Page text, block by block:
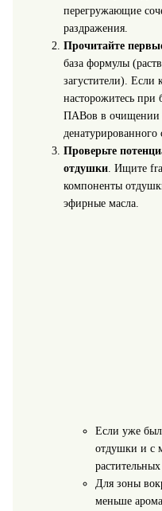
перегружающие
раздражения.
Прочитайте
база формулы
загустители). Если
насторожитесь при
ПАВов в очищении
денатурированного
Проверьте
отдушки. Ищите
компоненты
эфирные масла.
Если уже
отдушки и с
растительных
Для зоны
меньше